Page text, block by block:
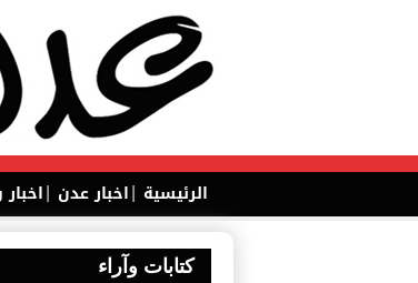
الرئيسية |اخبار عدن |
كتابات وآراء